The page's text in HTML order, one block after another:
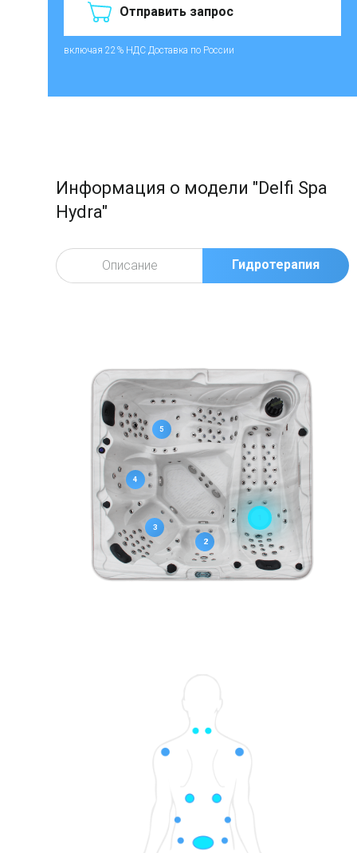
Отправить запрос
включая 22% НДС Доставка по России
Информация о модели "Delfi Spa
Hydra"
Описание Гидротерапия
2
3
4
5